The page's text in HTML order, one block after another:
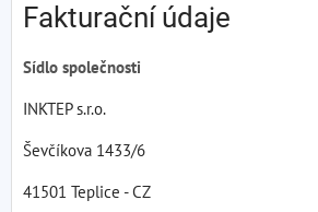
Fakturační údaje
Sídlo společnosti
INKTEP s.r.o.
Ševčíkova 1433/6
41501 Teplice - CZ